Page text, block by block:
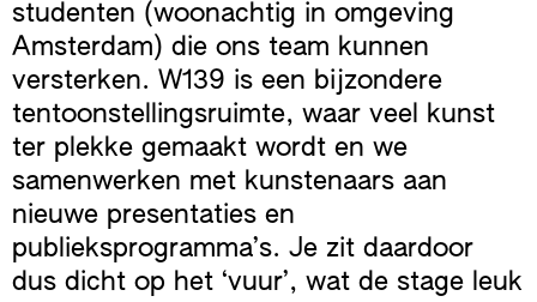
studenten (woonachtig in omgeving
Amsterdam) die ons team kunnen
versterken. W139 is een bijzondere
tentoonstellingsruimte, waar veel kunst
ter plekke gemaakt wordt en we
samenwerken met kunstenaars aan
nieuwe presentaties en
publieksprogramma’s. Je zit daardoor
dus dicht op het ‘vuur’, wat de stage leuk